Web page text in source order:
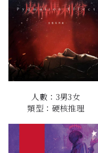
人數：3男3女
類型：硬核推理